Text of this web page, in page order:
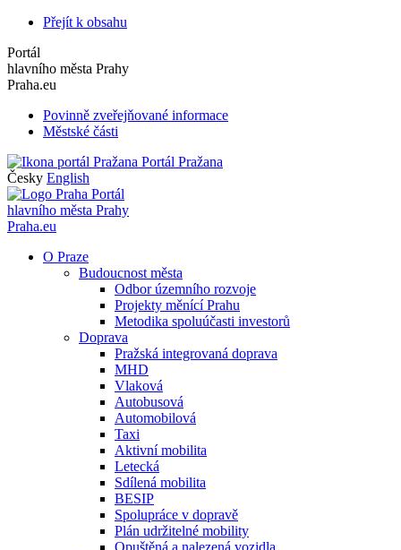
Přejít k obsahu
Portál
hlavního města Prahy
Praha.eu
Povinně zveřejňované informace
Městské části
Portál Pražana
Česky English
Portál
hlavního města Prahy
Praha.eu
O Praze
Budoucnost města
Odbor územního rozvoje
Projekty měnící Prahu
Metodika spoluúčasti investorů
Doprava
Pražská integrovaná doprava
MHD
Vlaková
Autobusová
Automobilová
Taxi
Aktivní mobilita
Letecká
Sdílená mobilita
BESIP
Spolupráce v dopravě
Plán udržitelné mobility
Opuštěná a nalezená vozidla